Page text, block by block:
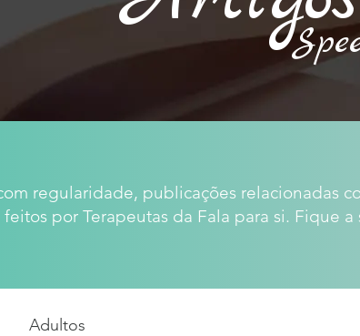
regularidade, publicações relacionadas
por Terapeutas da Fala para si. Fique
Adultos